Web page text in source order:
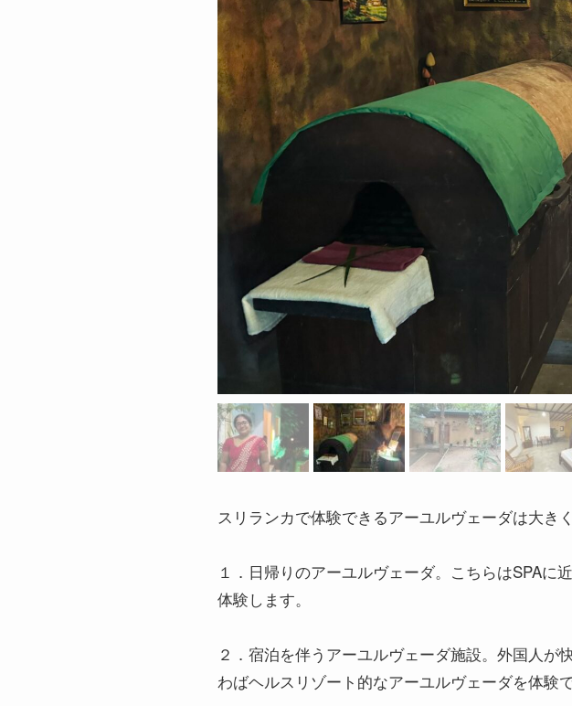
スリランカで体験できるアーユルヴェーダは大き
１．日帰りのアーユルヴェーダ。こちらはSPA
体験します。
２．宿泊を伴うアーユルヴェーダ施設。外国人
わばヘルスリゾート的なアーユルヴェーダを体験で